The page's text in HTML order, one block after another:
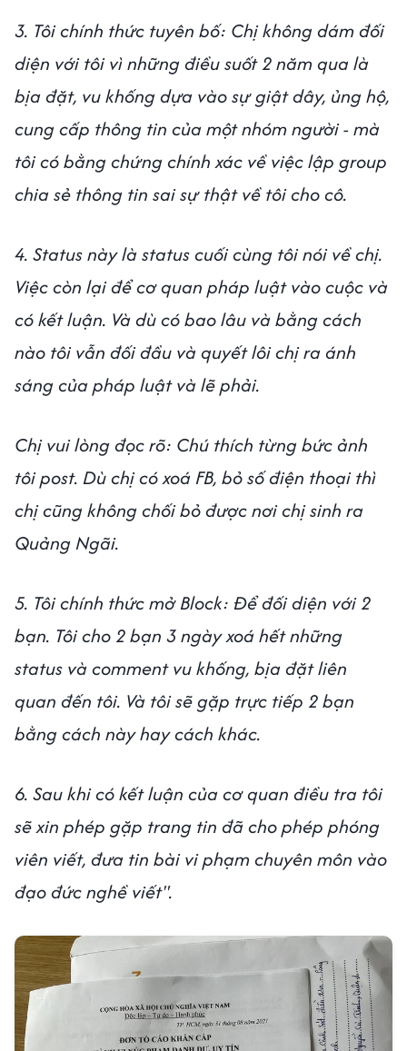
3. Tôi chính thức tuyên bố: Chị không dám đối
diện với tôi vì những điều suốt 2 năm qua là
bịa đặt, vu khống dựa vào sự giật dây, ủng hộ,
cung cấp thông tin của một nhóm người - mà
tôi có bằng chứng chính xác về việc lập group
chia sẻ thông tin sai sự thật về tôi cho cô.
4. Status này là status cuối cùng tôi nói về chị.
Việc còn lại để cơ quan pháp luật vào cuộc và
có kết luận. Và dù có bao lâu và bằng cách
nào tôi vẫn đối đầu và quyết lôi chị ra ánh
sáng của pháp luật và lẽ phải.
Chị vui lòng đọc rõ: Chú thích từng bức ảnh
tôi post. Dù chị có xoá FB, bỏ số điện thoại thì
chị cũng không chối bỏ được nơi chị sinh ra
Quảng Ngãi.
5. Tôi chính thức mở Block: Để đối diện với 2
bạn. Tôi cho 2 bạn 3 ngày xoá hết những
status và comment vu khống, bịa đặt liên
quan đến tôi. Và tôi sẽ gặp trực tiếp 2 bạn
bằng cách này hay cách khác.
6. Sau khi có kết luận của cơ quan điều tra tôi
sẽ xin phép gặp trang tin đã cho phép phóng
viên viết, đưa tin bài vi phạm chuyên môn vào
đạo đức nghề viết".